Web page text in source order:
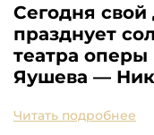
Сегодня
празднует
театра
Яушева —
Читать подробнее